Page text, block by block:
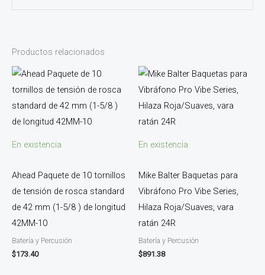
Productos relacionados
En existencia
Ahead Paquete de 10 tornillos
de tensión de rosca standard
de 42 mm (1-5/8 ) de longitud
42MM-10
Batería y Percusión
$173.40
En existencia
Mike Balter Baquetas para
Vibráfono Pro Vibe Series,
Hilaza Roja/Suaves, vara
ratán 24R
Batería y Percusión
$891.38